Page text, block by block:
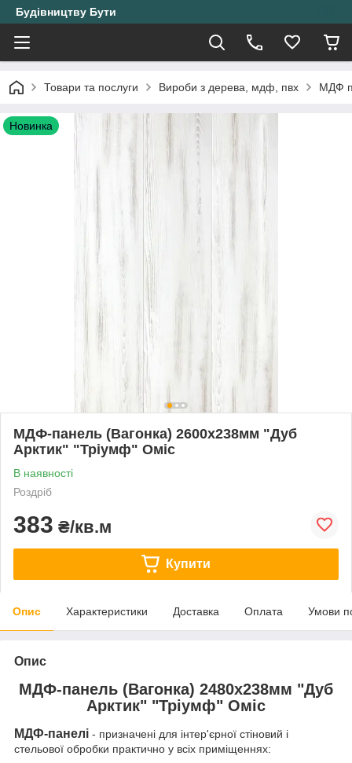
Будівництву Бути
Товари та послуги Вироби з дерева, мдф, пвх МДФ
Новинка
МДФ-панель (Вагонка) 2600х238мм "Дуб
Арктик" "Тріумф" Оміс
В наявності
Роздріб
383 ₴/кв.м
Купити
Опис Характеристики Доставка Оплата Умови
Опис
МДФ-панель (Вагонка) 2480х238мм "Дуб
Арктик" "Тріумф" Оміс
МДФ-панелі - призначені для інтер'єрної стіновий і
стельової обробки практично у всіх приміщеннях: